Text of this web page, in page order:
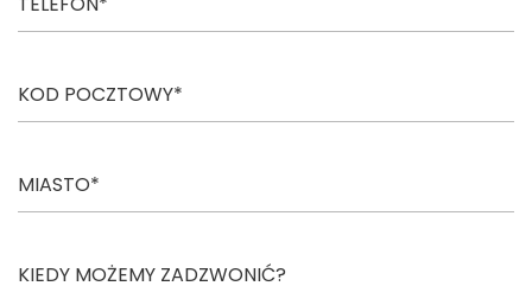
KIEDY MOŻEMY ZADZWONIĆ?